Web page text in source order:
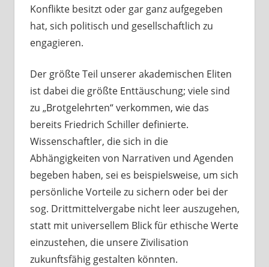
Konflikte besitzt oder gar ganz aufgegeben
hat, sich politisch und gesellschaftlich zu
engagieren.
Der größte Teil unserer akademischen Eliten
ist dabei die größte Enttäuschung; viele sind
zu „Brotgelehrten“ verkommen, wie das
bereits Friedrich Schiller definierte.
Wissenschaftler, die sich in die
Abhängigkeiten von Narrativen und Agenden
begeben haben, sei es beispielsweise, um sich
persönliche Vorteile zu sichern oder bei der
sog. Drittmittelvergabe nicht leer auszugehen,
statt mit universellem Blick für ethische Werte
einzustehen, die unsere Zivilisation
zukunftsfähig gestalten könnten.